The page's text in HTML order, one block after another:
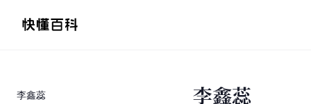
李鑫蕊
李鑫蕊